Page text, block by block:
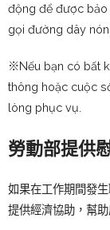
động để được bảo
gọi đường dây
※Nếu bạn có bất
thông hoặc cuộc
lòng phục vụ.
勞動部提供
如果在工作期間發
提供經濟協助，幫助